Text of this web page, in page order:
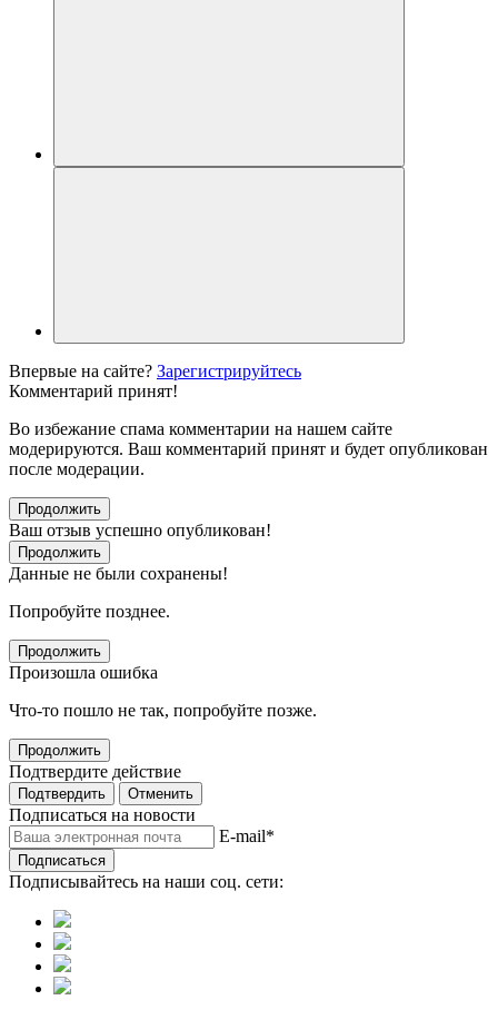
Впервые на сайте? Зарегистрируйтесь
Комментарий принят!
Во избежание спама комментарии на нашем сайте
модерируются. Ваш комментарий принят и будет опубликован
после модерации.
Продолжить
Ваш отзыв успешно опубликован!
Продолжить
Данные не были сохранены!
Попробуйте позднее.
Продолжить
Произошла ошибка
Что-то пошло не так, попробуйте позже.
Продолжить
Подтвердите действие
Подтвердить Отменить
Подписаться на новости
E-mail*
Подписаться
Подписывайтесь на наши соц. сети: